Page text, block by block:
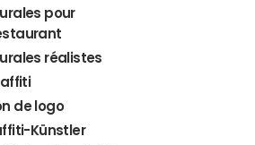
pour
réalistes
de logo
Künstler